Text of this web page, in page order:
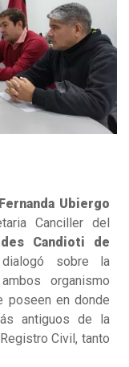
Fernanda Ubiergo
Canciller del
Candioti de
sobre la
organismo
poseen en donde
antiguos de la
Civil, tanto